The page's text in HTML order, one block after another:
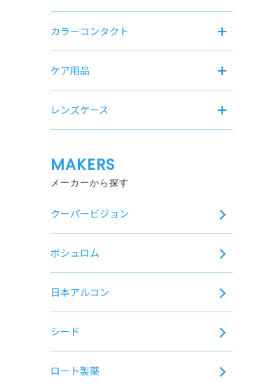
カラーコンタクト
ケア用品
レンズケース
MAKERS
メーカーから探す
クーパービジョン
ボシュロム
日本アルコン
シード
ロート製薬